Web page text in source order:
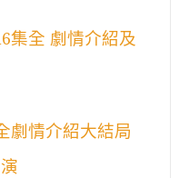
集全 劇情介紹及
劇情介紹大結局